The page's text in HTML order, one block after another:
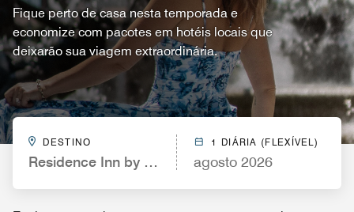
Fique perto de casa nesta temporada e
economize com pacotes em hotéis locais que
deixarão sua viagem extraordinária.
DESTINO
Residence Inn by Marriott Pittsburgh Cranberry
1 DIÁRIA (FLEXÍVEL)
agosto 2026